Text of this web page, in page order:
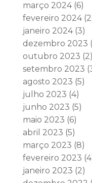
março 2024(6)
fevereiro 2024
janeiro 2024(3)
dezembro 2023
outubro 2023 (2)
setembro 2023
agosto 2023 (5)
julho 2023 (4)
junho 2023 (5)
maio 2023 (6)
abril 2023 (5)
março 2023 (8)
fevereiro 2023
janeiro 2023 (2)